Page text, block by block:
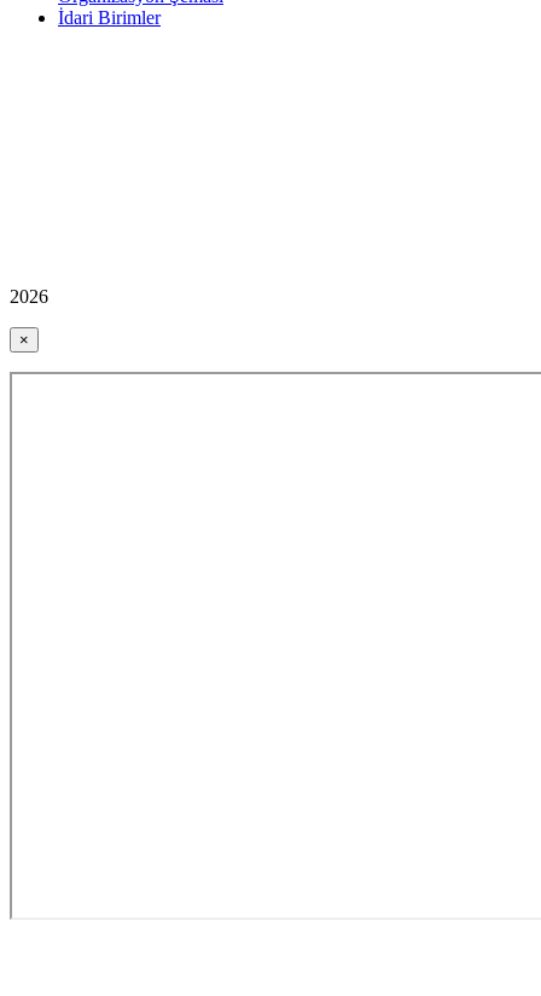
İdari Birimler
2026
×